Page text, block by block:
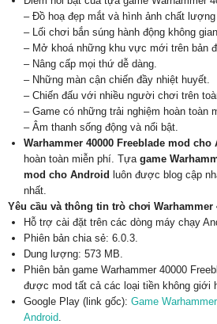
– Đồ hoạ đẹp mắt và hình ảnh chất lượng
– Lối chơi bắn súng hành động không
– Mở khoá những khu vực mới trên bản
– Nâng cấp mọi thứ dễ dàng.
– Những màn cận chiến đầy nhiệt huyết.
– Chiến đấu với nhiều người chơi trên
– Game có những trải nghiệm hoàn toàn
– Âm thanh sống động và nổi bật.
Warhammer 40000 Freeblade mod cho
hoàn toàn miễn phí. Tựa game
mod cho Android luôn được blog cập
nhất.
Yêu cầu và thông tin trò chơi Warhammer
Hỗ trợ cài đặt trên các dòng máy chạy
Phiên bản chia sẻ: 6.0.3.
Dung lượng: 573 MB.
Phiên bản game Warhammer 40000
được mod tất cả các loại tiền không giới
Google Play (link gốc): Game
Android.